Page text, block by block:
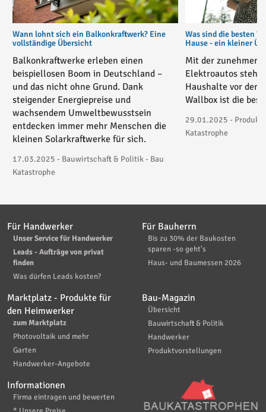
Wann lohnt sich ein Balkonkraftwerk? Eine
vollständige Übersicht
Balkonkraftwerke erleben einen
beispiellosen Boom in Deutschland –
und das nicht ohne Grund. Dank
steigender Energiepreise und
wachsendem Umweltbewusstsein
entdecken immer mehr Menschen die
kleinen Solarkraftwerke für sich.
17.03.2025 - Bauwirtschaft & Politik - Bau
Katastrophe
Was sind die besten
Hause - ein kleiner
Mit der
Elektroautos
Haushalte vor der
Wallbox ist die
29.01.2025 -
Katastrophe
Für Handwerker
Unser Service für Handwerker
Leads - Aufträge von privat
finden
Was dürfen Leads kosten?
Für Bauherrn
Bis zu 30% der Baukosten
sparen -so geht's
Haus- und Baumessen 2026
Marktplatz - Produkte für
den Heimwerker
zum Marktplatz
Photovoltaik und mehr
Garten
Handwerker-Angebote
Bau-Magazin
Übersicht
Bauwirtschaft & Politik
Handwerker
Produktvorstellungen
Informationen
Firma eintragen und bewerten